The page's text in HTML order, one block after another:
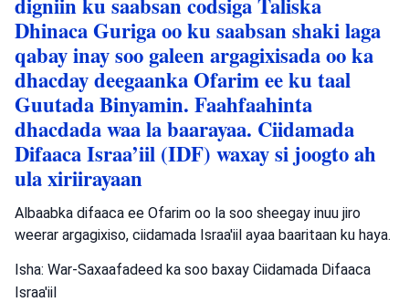
Dhinaca Guriga oo ku saabsan shaki laga
qabay inay soo galeen argagixisada oo ka
dhacday deegaanka Ofarim ee ku taal
Guutada Binyamin. Faahfaahinta
dhacdada waa la baarayaa. Ciidamada
Difaaca Israa’iil (IDF) waxay si joogto ah
ula xiriirayaan
Albaabka difaaca ee Ofarim oo la soo sheegay inuu jiro
weerar argagixiso, ciidamada Israa'iil ayaa baaritaan ku haya.
Isha: War-Saxaafadeed ka soo baxay Ciidamada Difaaca
Israa'iil